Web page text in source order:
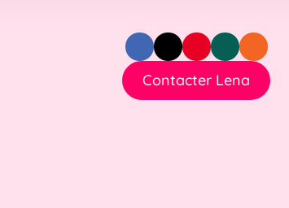
Contacter Lena